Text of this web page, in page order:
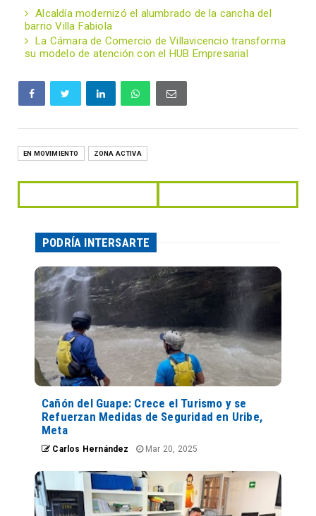
Alcaldía modernizó el alumbrado de la cancha del
barrio Villa Fabiola
La Cámara de Comercio de Villavicencio transforma
su modelo de atención con el HUB Empresarial
EN MOVIMIENTO ZONA ACTIVA
PODRÍA INTERSARTE
Cañón del Guape: Crece el Turismo y se
Refuerzan Medidas de Seguridad en Uribe,
Meta
Carlos Hernández Mar 20, 2025